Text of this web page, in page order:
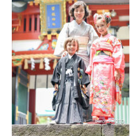
レッスン/撮影会
取材・企業・オーナーさま
ご予約
Q&A